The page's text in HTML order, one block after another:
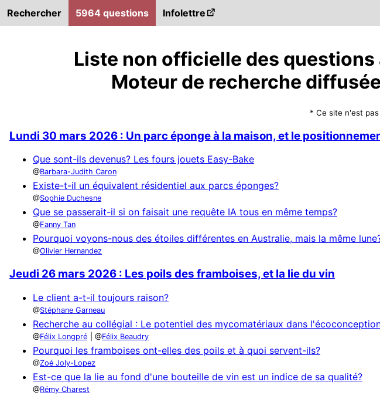
Rechercher 5964 questions Infolettre
Liste non officielle des
Moteur de recherche
* Ce site n'est
Lundi 30 mars 2026 : Un parc éponge à la maison, et le
Que sont-ils devenus? Les fours jouets Easy-Bake
Barbara-Judith Caron
Existe-t-il un équivalent résidentiel aux parcs éponges?
Sophie Duchesne
Que se passerait-il si on faisait une requête IA tous en même temps?
Fanny Tan
Pourquoi voyons-nous des étoiles différentes en Australie, mais la même
Olivier Hernandez
Jeudi 26 mars 2026 : Les poils des framboises, et la lie du vin
Le client a-t-il toujours raison?
Stéphane Garneau
Recherche au collégial : Le potentiel des mycomatériaux dans
Félix Longpré Félix Beaudry
Pourquoi les framboises ont-elles des poils et à quoi servent-ils?
Zoé Joly-Lopez
Est-ce que la lie au fond d'une bouteille de vin est un indice de sa qualité?
Rémy Charest